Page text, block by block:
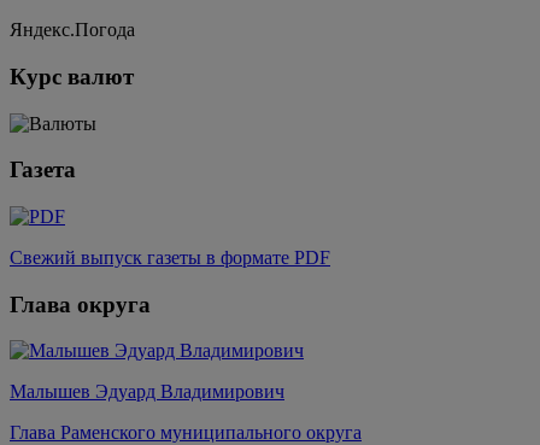
Яндекс.Погода
Курс валют
Газета
Свежий выпуск газеты в формате PDF
Глава округа
Малышев Эдуард Владимирович
Глава Раменского муниципального округа